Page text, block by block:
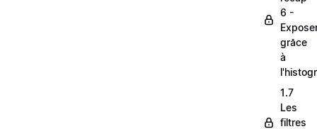
6 -
grâce
à
1.7
Les
filtres